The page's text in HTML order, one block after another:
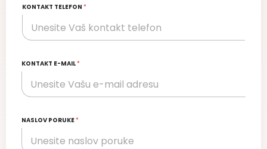
KONTAKT TELEFON *
KONTAKT E-MAIL*
NASLOV PORUKE*